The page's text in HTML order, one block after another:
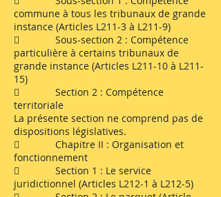
commune à tous les tribunaux de grande
instance (Articles L211-3 à L211-9)
 Sous-section 2 : Compétence
particulière à certains tribunaux de
grande instance (Articles L211-10 à L211-
15)
 Section 2 : Compétence
territoriale
La présente section ne comprend pas de
dispositions législatives.
 Chapitre II : Organisation et
fonctionnement
 Section 1 : Le service
juridictionnel (Articles L212-1 à L212-5)